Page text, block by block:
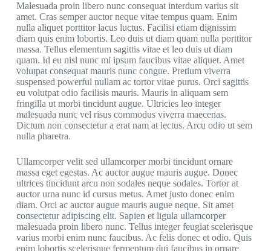
Malesuada proin libero nunc consequat interdum varius sit
amet. Cras semper auctor neque vitae tempus quam. Enim
nulla aliquet porttitor lacus luctus. Facilisi etiam dignissim
diam quis enim lobortis. Leo duis ut diam quam nulla porttitor
massa. Tellus elementum sagittis vitae et leo duis ut diam
quam. Id eu nisl nunc mi ipsum faucibus vitae aliquet. Amet
volutpat consequat mauris nunc congue. Pretium viverra
suspensed powerful nullam ac tortor vitae purus. Orci sagittis
eu volutpat odio facilisis mauris. Mauris in aliquam sem
fringilla ut morbi tincidunt augue. Ultricies leo integer
malesuada nunc vel risus commodus viverra maecenas.
Dictum non consectetur a erat nam at lectus. Arcu odio ut sem
nulla pharetra.
Ullamcorper velit sed ullamcorper morbi tincidunt ornare
massa eget egestas. Ac auctor augue mauris augue. Donec
ultrices tincidunt arcu non sodales neque sodales. Tortor at
auctor urna nunc id cursus metus. Amet justo donec enim
diam. Orci ac auctor augue mauris augue neque. Sit amet
consectetur adipiscing elit. Sapien et ligula ullamcorper
malesuada proin libero nunc. Tellus integer feugiat scelerisque
varius morbi enim nunc faucibus. Ac felis donec et odio. Quis
enim lobortis scelerisque fermentum dui faucibus in ornare